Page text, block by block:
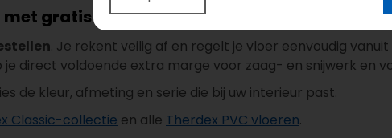
met gratis snijverlies
. Je rekent veilig af en regelt je vloer eenvoudig vanuit
je direct voldoende extra marge voor zaag- en snijwerk en
de kleur, afmeting en serie die bij uw interieur past.
Classic-collectie en alle Therdex PVC vloeren.